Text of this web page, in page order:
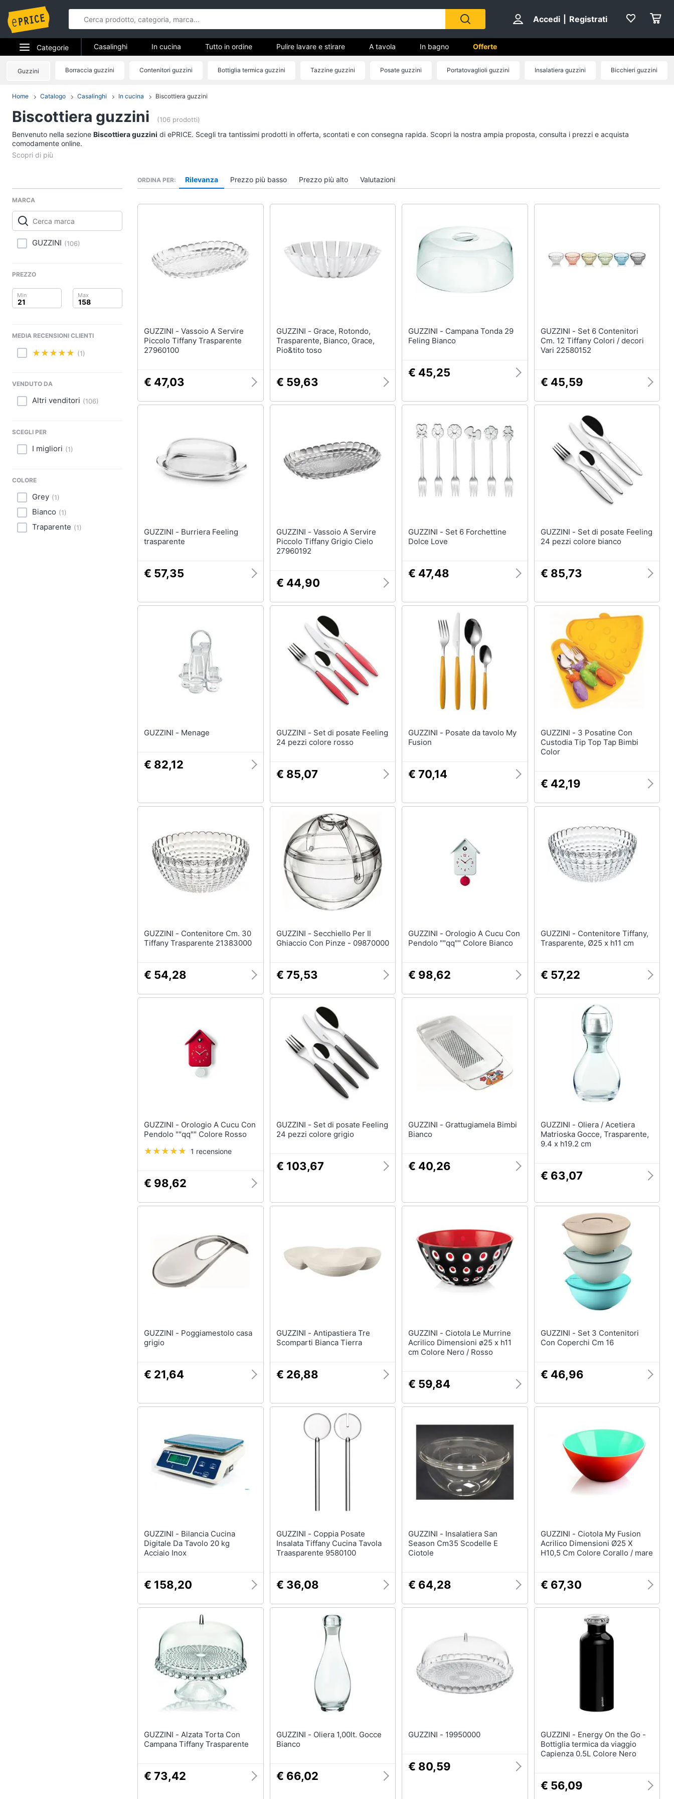
Accedi Registrati
Categorie
Elettrodomestici
Telefonia
Tv e Home Cinema
Smart home
Clima
Arredo
Salute e igiene
Giocattoli
Fotografia
Casalinghi
Abbigliamento
Sport
Motori
Libri, cd e dvd
Casalinghi
In cucina
Vedi tutti Vedi tutti Vedi tutti
Porta asciugamani
Asciugamani
Asciugamani elettrici
Casalinghi In cucina Tutto in ordine Pulire lavare e stirare A tavola In bagno Offerte
Guzzini Borraccia guzzini Contenitori guzzini Bottiglia termica guzzini Tazzine guzzini Posate guzzini Portatovaglioli guzzini Insalatiera guzzini Bicchieri guzzini
Home Catalogo Casalinghi In cucina Biscottiera guzzini
Biscottiera guzzini (106 prodotti)
Benvenuto nella sezione Biscottiera guzzini di ePRICE. Scegli tra tantissimi prodotti in offerta, scontati e con consegna rapida. Scopri la nostra ampia proposta, consulta i prezzi e acquista
comodamente online.
MARCA
GUZZINI (106)
PREZZO
MEDIA RECENSIONI CLIENTI
(1)
VENDUTO DA
Altri venditori (106)
SCEGLI PER
I migliori (1)
COLORE
Grey (1)
Bianco (1)
Traparente (1)
ORDINA PER Rilevanza Prezzo più basso Prezzo più alto Valutazioni
GUZZINI - Vassoio A Servire
Piccolo Tiffany Trasparente
27960100
€ 47,03
GUZZINI - Grace, Rotondo,
Trasparente, Bianco, Grace,
Pio&tito toso
€ 59,63
GUZZINI - Campana Tonda 29
Feling Bianco
€ 45,25
GUZZINI - Set 6 Contenitori
Cm. 12 Tiffany Colori / decori
Vari 22580152
€ 45,59
GUZZINI - Burriera Feeling
trasparente
€ 57,35
GUZZINI - Vassoio A Servire
Piccolo Tiffany Grigio Cielo
27960192
€ 44,90
GUZZINI - Set 6 Forchettine
Dolce Love
€ 47,48
GUZZINI - Set di posate Feeling
24 pezzi colore bianco
€ 85,73
GUZZINI - Menage
€ 82,12
GUZZINI - Set di posate Feeling
24 pezzi colore rosso
€ 85,07
GUZZINI - Posate da tavolo My
Fusion
€ 70,14
GUZZINI - 3 Posatine Con
Custodia Tip Top Tap Bimbi
Color
€ 42,19
GUZZINI - Contenitore Cm. 30
Tiffany Trasparente 21383000
€ 54,28
GUZZINI - Secchiello Per Il
Ghiaccio Con Pinze - 09870000
€ 75,53
GUZZINI - Orologio A Cucu Con
Pendolo ""qq"" Colore Bianco
€ 98,62
GUZZINI - Contenitore Tiffany,
Trasparente, Ø25 x h11 cm
€ 57,22
GUZZINI - Orologio A Cucu Con
Pendolo ""qq"" Colore Rosso
1 recensione
€ 98,62
GUZZINI - Set di posate Feeling
24 pezzi colore grigio
€ 103,67
GUZZINI - Grattugiamela Bimbi
Bianco
€ 40,26
GUZZINI - Oliera / Acetiera
Matrioska Gocce, Trasparente,
9.4 x h19.2 cm
€ 63,07
GUZZINI - Poggiamestolo casa
grigio
€ 21,64
GUZZINI - Antipastiera Tre
Scomparti Bianca Tierra
€ 26,88
GUZZINI - Ciotola Le Murrine
Acrilico Dimensioni ø25 x h11
cm Colore Nero / Rosso
€ 59,84
GUZZINI - Set 3 Contenitori
Con Coperchi Cm 16
€ 46,96
GUZZINI - Bilancia Cucina
Digitale Da Tavolo 20 kg
Acciaio Inox
€ 158,20
GUZZINI - Coppia Posate
Insalata Tiffany Cucina Tavola
Traasparente 9580100
€ 36,08
GUZZINI - Insalatiera San
Season Cm35 Scodelle E
Ciotole
€ 64,28
GUZZINI - Ciotola My Fusion
Acrilico Dimensioni Ø25 X
H10,5 Cm Colore Corallo / mare
€ 67,30
GUZZINI - Alzata Torta Con
Campana Tiffany Trasparente
€ 73,42
GUZZINI - Oliera 1,00lt. Gocce
Bianco
€ 66,02
GUZZINI - 19950000
€ 80,59
GUZZINI - Energy On the Go -
Bottiglia termica da viaggio
Capienza 0.5L Colore Nero
€ 56,09